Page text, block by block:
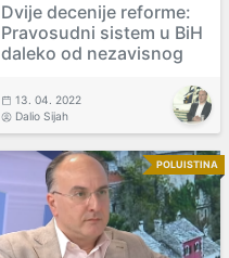
Dvije decenije reforme:
Pravosudni sistem u BiH
daleko od nezavisnog
13. 04. 2022
Dalio Sijah
POLUISTINA